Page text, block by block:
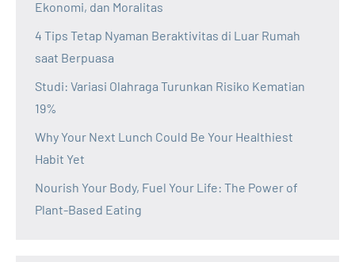
Ekonomi, dan Moralitas
4 Tips Tetap Nyaman Beraktivitas di Luar Rumah
saat Berpuasa
Studi: Variasi Olahraga Turunkan Risiko Kematian
19%
Why Your Next Lunch Could Be Your Healthiest
Habit Yet
Nourish Your Body, Fuel Your Life: The Power of
Plant-Based Eating